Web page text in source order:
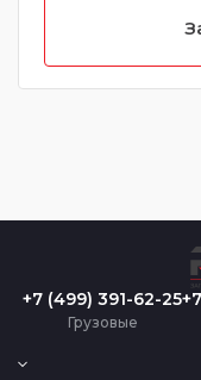
+7 (499) 391-62-25
Грузовые